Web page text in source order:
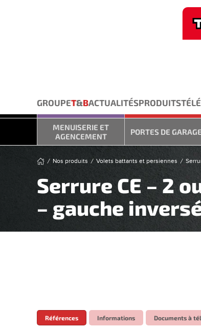
GROUPET&BACTUALITÉSPRODUITS
MENUISERIE ET
AGENCEMENT
PORTES DE
Nos produits Volets battants et persiennes
Serrure CE – 2
– gauche
Références Informations Documents à